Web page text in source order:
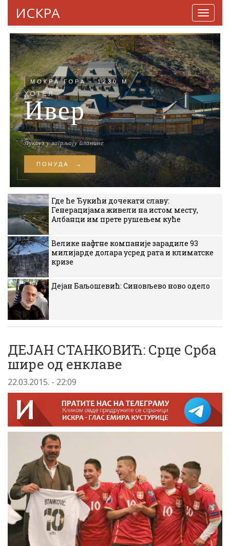
ИСКРА
Где ће Ђукићи дочекати славу:
Генерацијама живели на истом месту,
Албанци им прете рушењем куће
Велике нафтне компаније зарадиле 93
милијарде долара усред рата и климатске
кризе
Дејан Баљошевић: Синовљево ново одело
ДЕЈАН СТАНКОВИЋ: Срце Срба
шире од енклаве
22.03.2015. - 22:09